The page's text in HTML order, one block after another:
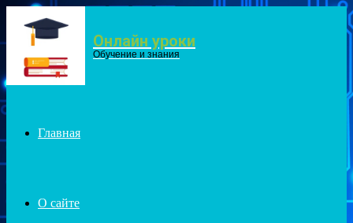
Menu Онлайн уроки
Обучение и знания
Главная
О сайте